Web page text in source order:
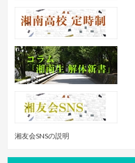
湘友会SNSの説明